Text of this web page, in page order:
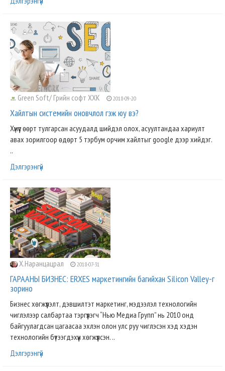
Green Soft/ Грийн софт ХХК 2018-09-20
Хайлтын системийн оновчлол гэж юу вэ?
Хүмүүс өөрт тулгарсан асуудалд шийдэл олох, асуултандаа хариулт
авах зорилгоор өдөрт 5 тэрбум орчим хайлтыг google дээр хийдэг.
..
Дэлгэрэнгүй
Х.Наранцацрал 2018-07-31
ГАРААНЫ БИЗНЕС: ERXES маркетингийн багийхан Silicon Valley-г
зорино
Бизнес хөгжүүлэлт, дэвшилтэт маркетинг, мэдээлэл технологийн
чиглэлээр салбартаа тэргүүлэгч “Нью Медиа Групп” нь 2010 онд
байгуулагдсан цагаасаа эхлэн олон улс руу чиглэсэн хэд хэдэн
технологийн бүтээгдэхүүн хөгжүүлсэн. ..
Дэлгэрэнгүй